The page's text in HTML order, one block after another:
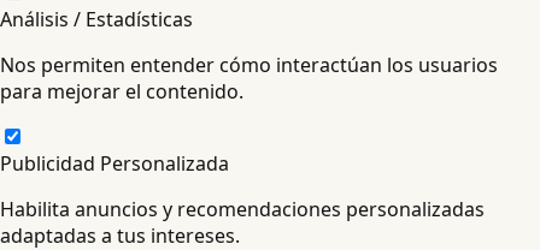
Análisis / Estadísticas
Nos permiten entender cómo interactúan los usuarios
para mejorar el contenido.
Publicidad Personalizada
Habilita anuncios y recomendaciones personalizadas
adaptadas a tus intereses.